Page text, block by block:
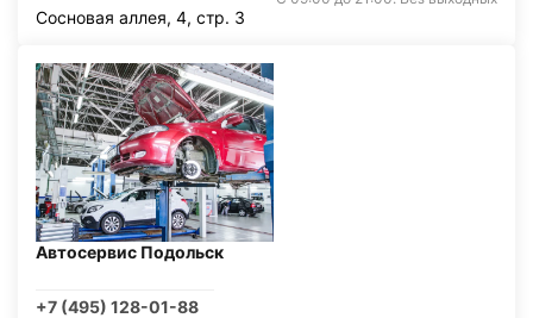
Сосновая аллея, 4, стр. 3
Автосервис Подольск
+7 (495) 128-01-88